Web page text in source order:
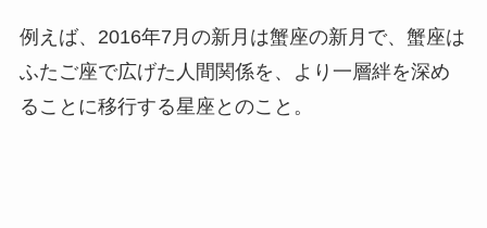
例えば、2016年7月の新月は蟹座の新月で、蟹座は
ふたご座で広げた人間関係を、より一層絆を深め
ることに移行する星座とのこと。